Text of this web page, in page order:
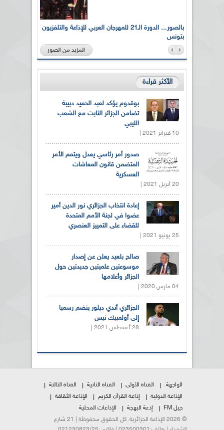
بالصور... الدورة الـ21 للمهرجان العربي للإذاعة والتلفزيون
بتونس
المزيد من الصور
الأكثر قراءة
بوقدوم يؤكد لعبد الحميد دبيبة
تضامن الجزائر الثابت مع الشعب
الليبي
10 فبراير 2021 |
صدور أمر رئاسي يعدل ويتمم الأمر
المتضمن قانون المعاشات
العسكرية
20 أبريل 2021 |
إعادة انتخاب الجزائري نور الدين أمير
عضوا في لجنة الأمم المتحدة
للقضاء على التمييز العنصري
25 يونيو 2021 |
صالح بلعيد يعلن عن إصدار
موسوعتين علميتين جديدتين حول
الجزائر وأعلامها
04 مارس 2020 |
الجزائري أندي ديلور ينضم رسميا
إلى أولمبيك نيس
28 أغسطس 2021 |
الواجهة القناة الأولى القناة الثانية
القناة الثالثة
الإذاعة الدولية
إذاعة القرآن الكريم
الإذاعة الثقافة
جيل FM
إذعة البهجة
الإذاعات المحلية
© 2026 الإذاعة الجزائرية. كل الحقوق محفوظة | 21 شارع